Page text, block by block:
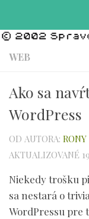
WEB
Ako sa
WordPress
OD AUTORA: RONY
AKTUALIZOVANÉ
Niekedy trošku
sa nestará o
WordPressu pre